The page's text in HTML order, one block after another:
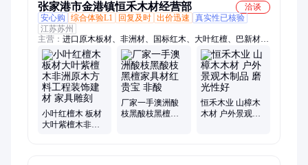
张家港市金港镇恒禾木材经营部
洽谈
安心购
综合体验L1 回复及时 出价迅速
真实性已核验
江苏苏州
主营： 进口原木板材、非洲材、国标红木、大叶红檀、巴新材、
南美材、工程材料、家具材
小叶红檀木 板材
大叶紫檀木非洲
厂家一手澳洲酸
枝黑酸枝黑檀家
恒禾木业 山樟木
木材 户外景观木